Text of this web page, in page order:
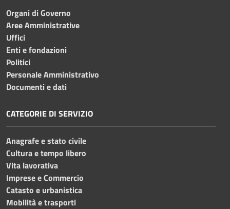
Organi di Governo
Aree Amministrative
Uffici
Enti e fondazioni
Politici
Personale Amministrativo
Documenti e dati
CATEGORIE DI SERVIZIO
Anagrafe e stato civile
Cultura e tempo libero
Vita lavorativa
Imprese e Commercio
Catasto e urbanistica
Mobilità e trasporti